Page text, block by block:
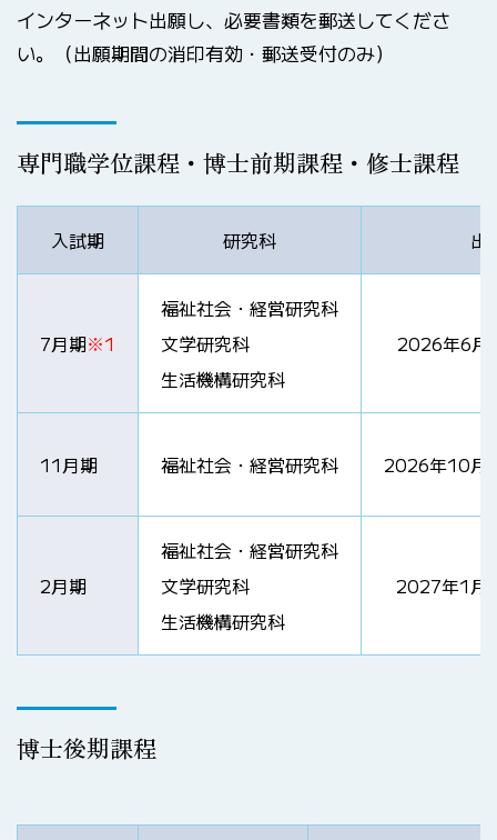
インターネット出願し、必要書類を郵送してくださ
い。（出願期間の消印有効・郵送受付のみ）
専門職学位課程・博士前期課程・修士課程
入試期 研究科 出
7月期※1
福祉社会・経営研究科
文学研究科
生活機構研究科
2026年6月
11月期 福祉社会・経営研究科 2026年10月
2月期
福祉社会・経営研究科
文学研究科
生活機構研究科
2027年1月
博士後期課程